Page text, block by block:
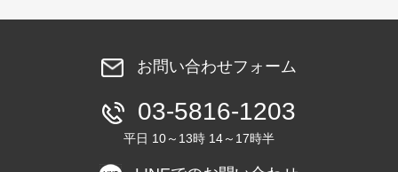
お問い合わせフォーム
03-5816-1203
平日 10～13時 14～17時半